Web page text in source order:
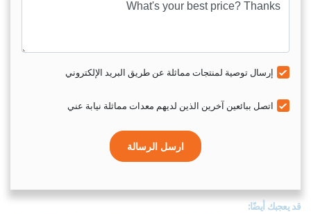
إرسال توصية لمنتجات مماثلة عن طريق البريد الإلكتروني
اتصل ببائعين آخرين الذين لديهم معدات مماثلة نيابة عني
ارسل الرسالة
قد يعجبك أيضًا: